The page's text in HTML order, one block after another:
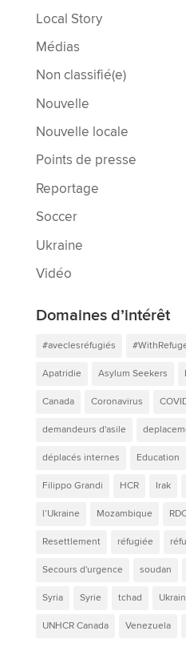
Local Story
Médias
Non classifié(e)
Nouvelle
Nouvelle locale
Points de presse
Reportage
Soccer
Ukraine
Vidéo
Domaines d’intérêt
#aveclesréfugiés
Apatridie Asylum Seekers
Canada Coronavirus
demandeurs d'asile
déplacés internes Education
Filippo Grandi HCR Irak
l’Ukraine Mozambique
Resettlement réfugiée
Secours d'urgence soudan
Syria Syrie tchad
UNHCR Canada Venezuela